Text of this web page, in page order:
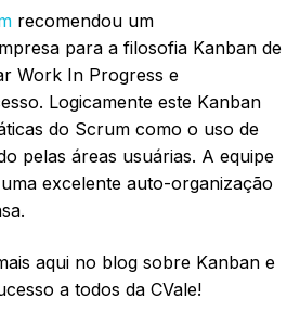
recomendou um
para a filosofia Kanban de
Work In Progress e
Logicamente este Kanban
do Scrum como o uso de
pelas áreas usuárias. A equipe
excelente auto-organização
aqui no blog sobre Kanban e
a todos da CVale!